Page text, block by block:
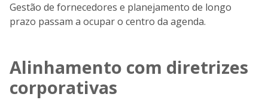
Gestão de fornecedores e planejamento de longo
prazo passam a ocupar o centro da agenda.
Alinhamento com diretrizes
corporativas